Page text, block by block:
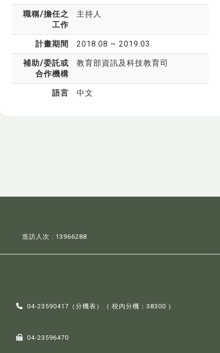
職稱/擔任之
工作
主持人
計畫期間 2018.08 ~ 2019.03
補助/委託或
合作機構
教育部資訊及科技教育司
語言 中文
造訪人次 : 13966288
04-23590417（分機表 ）（ 校內分機：38300 ）
04-23596470